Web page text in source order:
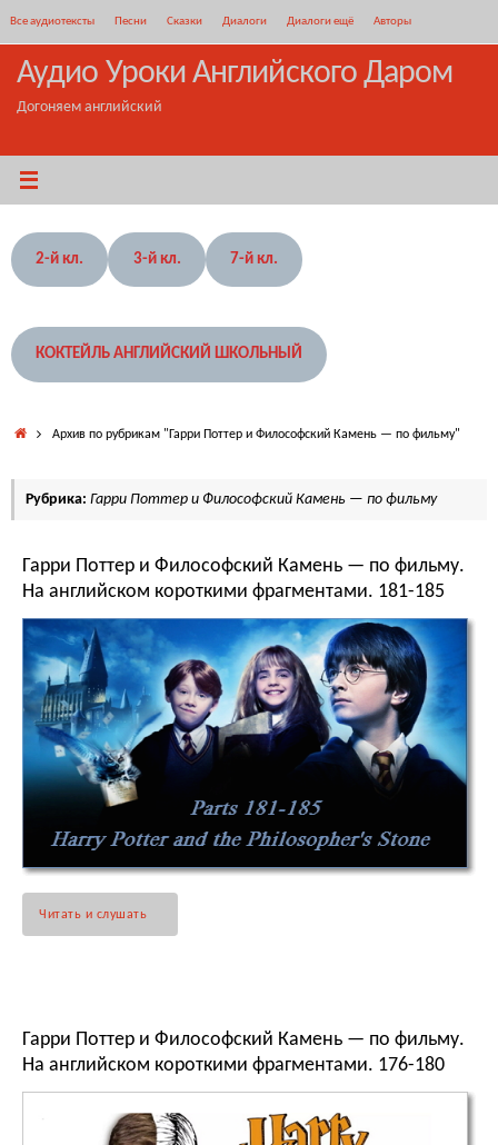
содержимому
Все аудиотексты Песни Сказки Диалоги Диалоги ещё Авторы
Аудио Уроки Английского Даром
Догоняем английский
2-й кл. 3-й кл. 7-й кл.
КОКТЕЙЛЬ АНГЛИЙСКИЙ ШКОЛЬНЫЙ
ГлавнаяАрхив по рубрикам "Гарри Поттер и Философский Камень — по фильму"
Рубрика: Гарри Поттер и Философский Камень — по фильму
Гарри Поттер и Философский Камень — по фильму.
На английском короткими фрагментами. 181-185
Читать и слушать
Гарри Поттер и Философский Камень — по фильму.
На английском короткими фрагментами. 176-180